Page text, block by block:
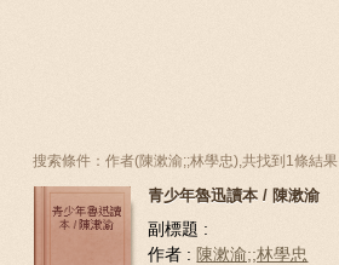
搜索條件：作者(陳漱渝;;林學忠),共找到1條結果
青少年魯迅讀本 / 陳漱渝
副標題 :
作者 : 陳漱渝;;林學忠